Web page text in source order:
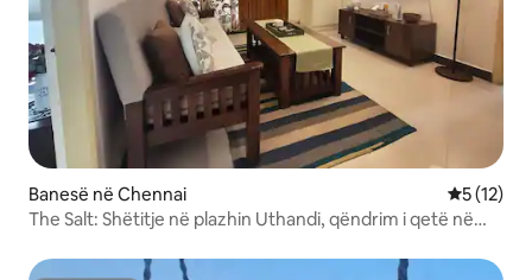
Banesë në Chennai Vlerësimi
5 (12)
The Salt: Shëtitje në plazhin Uthandi, qëndrim i qetë në